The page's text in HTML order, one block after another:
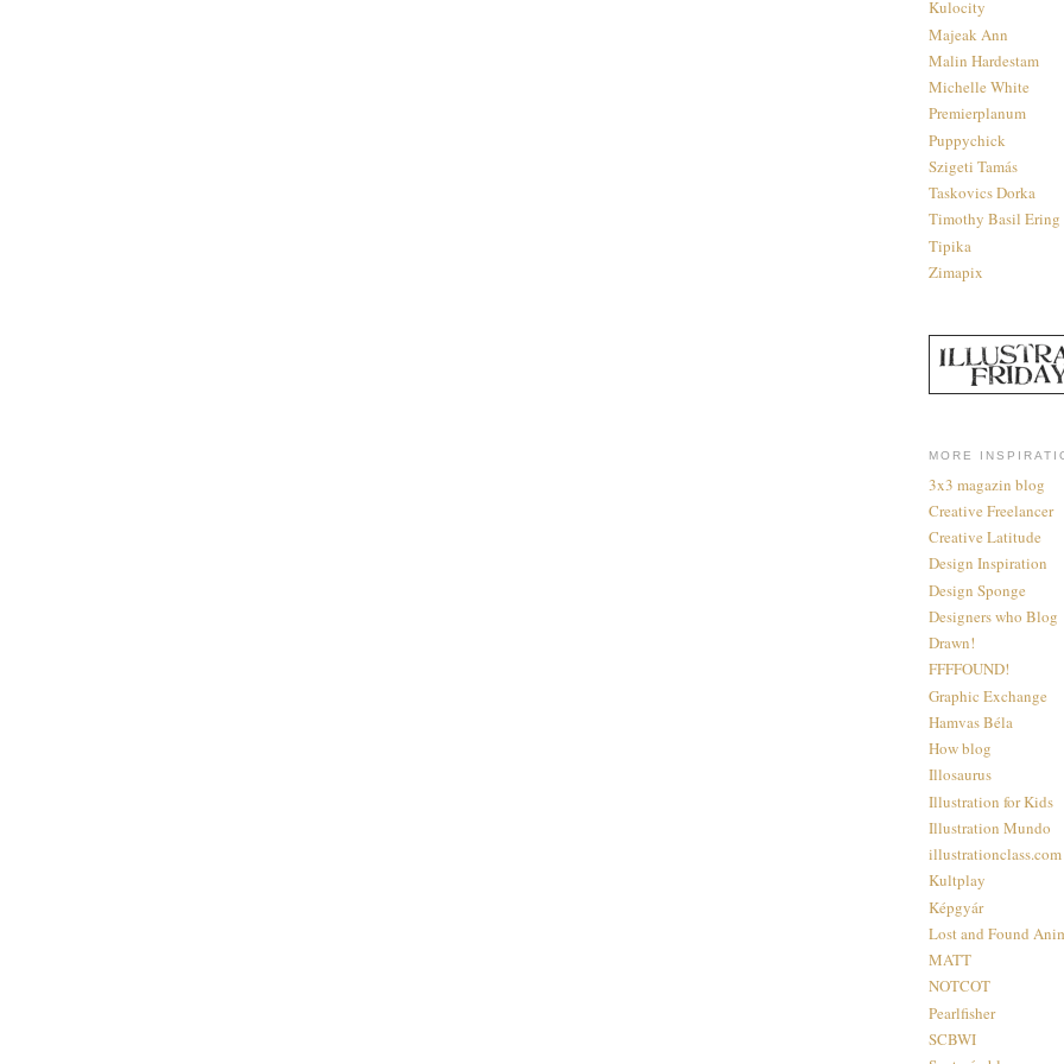
Kulocity
Majeak Ann
Malin Hardestam
Michelle White
Premierplanum
Puppychick
Szigeti Tamás
Taskovics Dorka
Timothy Basil Ering
Tipika
Zimapix
MORE
3x3 magazin blog
Creative Freelancer
Creative Latitude
Design Inspiration
Design Sponge
Designers who Blog
Drawn!
FFFFOUND!
Graphic Exchange
Hamvas Béla
How blog
Illosaurus
Illustration for Kids
Illustration Mundo
illustrationclass.com
Kultplay
Képgyár
Lost and Found
MATT
NOTCOT
Pearlfisher
SCBWI